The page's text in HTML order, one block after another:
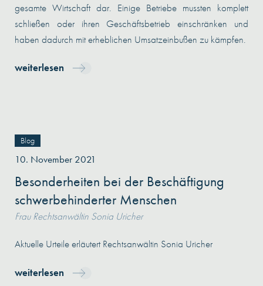
gesamte Wirtschaft dar. Einige Betriebe mussten komplett
schließen oder ihren Geschäftsbetrieb einschränken und
haben dadurch mit erheblichen Umsatzeinbußen zu kämpfen.
weiterlesen
Blog
10. November 2021
Besonderheiten bei der Beschäftigung
schwerbehinderter Menschen
Frau Rechtsanwältin Sonia Uricher
Aktuelle Urteile erläutert Rechtsanwältin Sonia Uricher
weiterlesen